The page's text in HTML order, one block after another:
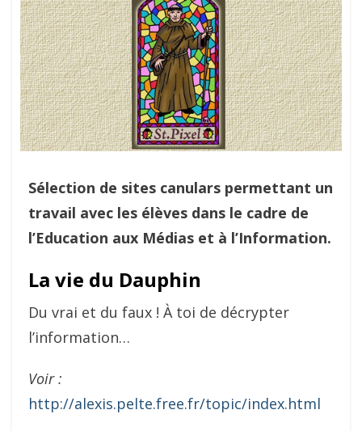
Sélection de sites canulars permettant un
travail avec les élèves dans le cadre de
l’Education aux Médias et à l’Information.
La vie du Dauphin
Du vrai et du faux ! À toi de décrypter
l’information…
Voir :
http://alexis.pelte.free.fr/topic/index.html